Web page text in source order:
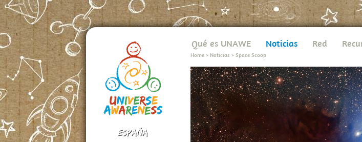
Qué es UNAWE Noticias Red
Home > Noticias > Space Scoop